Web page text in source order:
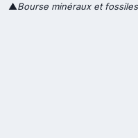
▲Bourse minéraux et